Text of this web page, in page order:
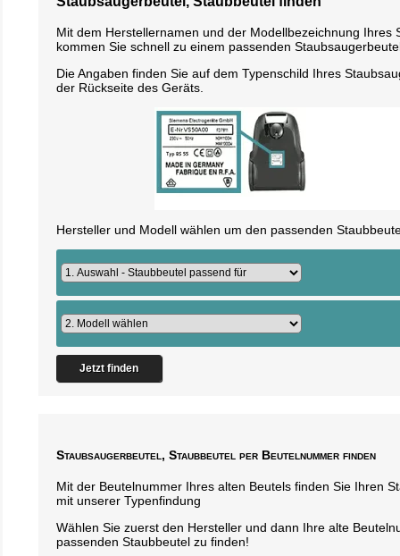
Mit dem Herstellernamen und der Modellbezeichnung Ihres
kommen Sie schnell zu einem passenden
Die Angaben finden Sie auf dem Typenschild Ihres
der Rückseite des Geräts.
Hersteller und Modell wählen um den passenden
Jetzt finden
Staubsaugerbeutel, Staubbeutel per Beutelnummer finden
Mit der Beutelnummer Ihres alten Beutels finden Sie Ihren
mit unserer Typenfindung
Wählen Sie zuerst den Hersteller und dann Ihre alte
passenden Staubbeutel zu finden!